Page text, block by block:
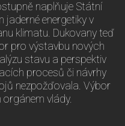
naplňuje Státní
jaderné energetiky v
klimatu. Dukovany teď
pro výstavbu nových
stavu a perspektiv
procesů či návrhy
nezpožďovala. Výbor
vlády.